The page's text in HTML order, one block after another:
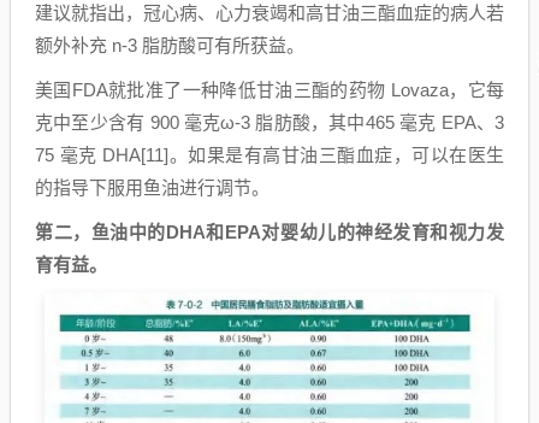
建议就指出，冠心病、心力衰竭和高甘油三酯血症的病人若
额外补充 n-3 脂肪酸可有所获益。
美国FDA就批准了一种降低甘油三酯的药物 Lovaza，它每
克中至少含有 900 毫克ω-3 脂肪酸，其中465 毫克 EPA、3
75 毫克 DHA[11]。如果是有高甘油三酯血症，可以在医生
的指导下服用鱼油进行调节。
第二，鱼油中的DHA和EPA对婴幼儿的神经发育和视力发
育有益。